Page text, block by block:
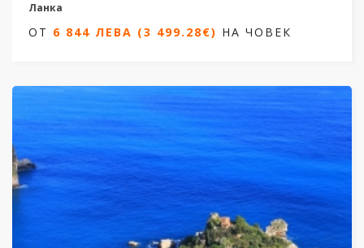
Ланка
10 нощувки/ 12 дни
6 844 ЛЕВА (3 499.28€) НА ЧОВЕК
ОТ 6 844 ЛЕВА (3 499.28€) НА ЧОВЕК